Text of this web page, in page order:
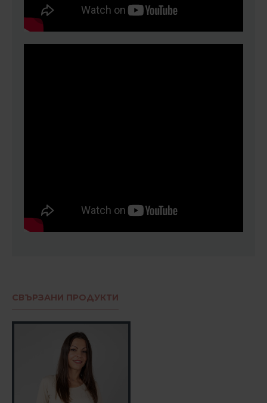
СВЪРЗАНИ ПРОДУКТИ